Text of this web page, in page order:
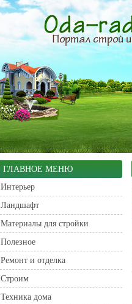
ГЛАВНОЕ МЕНЮ
Интерьер
Ландшафт
Материалы для стройки
Полезное
Ремонт и отделка
Строим
Техника дома